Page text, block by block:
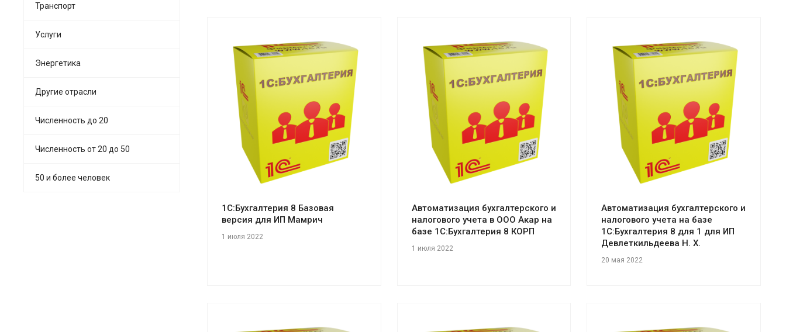
Смотреть проект
1С:Бухгалтерия 8 Базовая
версия для ИП Мамрич
1 июля 2022
Смотреть проект
Автоматизация бухгалтерского и
налогового учета в ООО Акар на
базе 1С:Бухгалтерия 8 КОРП
1 июля 2022
Смотреть проект
Автоматизация бухгалтерского и
налогового учета на базе
1С:Бухгалтерия 8 для 1 для ИП
Девлеткильдеева Н. Х.
20 мая 2022
Транспорт
Услуги
Энергетика
Другие отрасли
Численность до 20
Численность от 20 до 50
50 и более человек